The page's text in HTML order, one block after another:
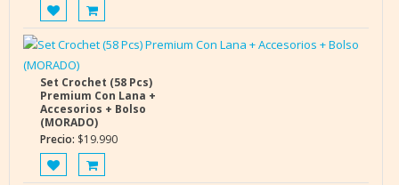
Set Crochet (58 Pcs)
Premium Con Lana +
Accesorios + Bolso
(MORADO)
Precio: $19.990